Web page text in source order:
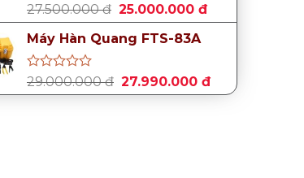
Được
xếp
hạng
0
5
27.500.000đ Giá
gốc
là:
25.000.000 đGiá
hiện
25.000.000 đ.
Máy Hàn Quang FTS-83A
Được
xếp
29.000.000đ Giá
gốc
27.990.000 đGiá
hiện